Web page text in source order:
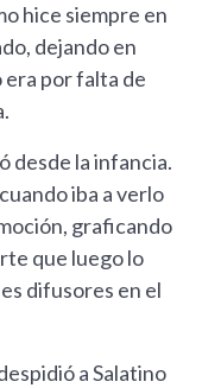
hice siempre en
dejando en
era por falta de
desde la infancia.
iba a verlo
graficando
que luego lo
difusores en el
a Salatino